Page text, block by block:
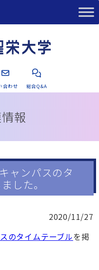
合わせ 総合Q&A
報
ャンパスのタ
した。
2020/11/27
のタイムテーブルを掲